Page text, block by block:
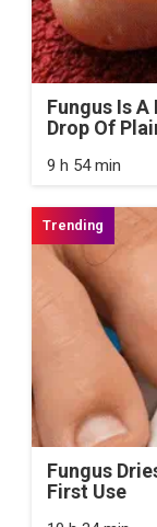
Fungus Is
Drop Of
9 h 54 min
Fungus
First Use